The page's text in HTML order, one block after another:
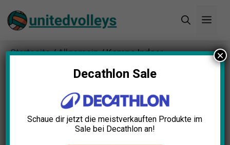
Inhalt
Startseite/Allgemein/ Kempa Indoor
Knieprotektor XSDecathlon Sale
Schaue dir jetzt die meistverkauften Produkte im
Sale bei Decathlon an!
×